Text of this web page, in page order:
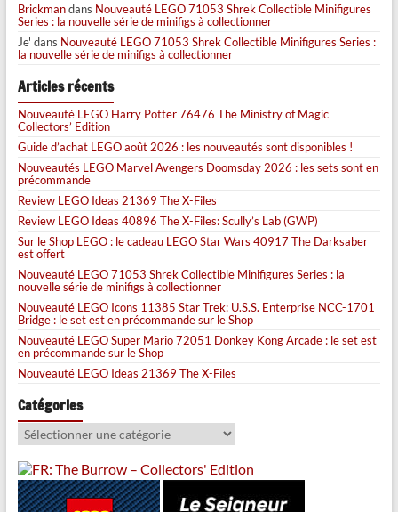
Brickmandans Nouveauté LEGO 71053 Shrek Collectible Minifigures
Series : la nouvelle série de minifigs à collectionner
Je' dans Nouveauté LEGO 71053 Shrek Collectible Minifigures Series :
la nouvelle série de minifigs à collectionner
Articles récents
Nouveauté LEGO Harry Potter 76476 The Ministry of Magic
Collectors’ Edition
Guide d’achat LEGO août 2026 : les nouveautés sont disponibles !
Nouveautés LEGO Marvel Avengers Doomsday 2026 : les sets sont en
précommande
Review LEGO Ideas 21369 The X-Files
Review LEGO Ideas 40896 The X-Files: Scully’s Lab (GWP)
Sur le Shop LEGO : le cadeau LEGO Star Wars 40917 The Darksaber
est offert
Nouveauté LEGO 71053 Shrek Collectible Minifigures Series : la
nouvelle série de minifigs à collectionner
Nouveauté LEGO Icons 11385 Star Trek: U.S.S. Enterprise NCC-1701
Bridge : le set est en précommande sur le Shop
Nouveauté LEGO Super Mario 72051 Donkey Kong Arcade : le set est
en précommande sur le Shop
Nouveauté LEGO Ideas 21369 The X-Files
Catégories
Catégories